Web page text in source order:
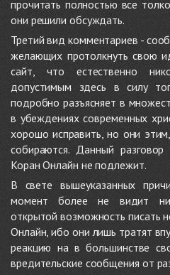
прочитать полностью все
они решили обсуждать.
Третий вид комментариев -
желающих протолкнуть свою
сайт, что естественно
допустимым здесь в силу
подробно разъясняет в
в убеждениях современных
хорошо исправить, но они
собираются. Данный
Коран Онлайн не подлежит.
В свете вышеуказанных
момент более не видит
открытой возможность писать
Онлайн, ибо они лишь тратят
реакцию на в большинстве
вредительские сообщения от